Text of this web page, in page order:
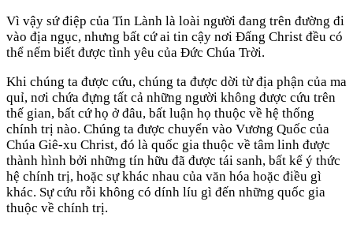
Vì vậy sứ điệp của Tin Lành là loài người đang trên đường đi
vào địa ngục, nhưng bất cứ ai tin cậy nơi Đấng Christ đều có
thể nếm biết được tình yêu của Đức Chúa Trời.
Khi chúng ta được cứu, chúng ta được dời từ địa phận của ma
quỉ, nơi chứa đựng tất cả những người không được cứu trên
thế gian, bất cứ họ ở đâu, bất luận họ thuộc về hệ thống
chính trị nào. Chúng ta được chuyển vào Vương Quốc của
Chúa Giê-xu Christ, đó là quốc gia thuộc về tâm linh được
thành hình bởi những tín hữu đã được tái sanh, bất kể ý thức
hệ chính trị, hoặc sự khác nhau của văn hóa hoặc điều gì
khác. Sự cứu rỗi không có dính líu gì đến những quốc gia
thuộc về chính trị.